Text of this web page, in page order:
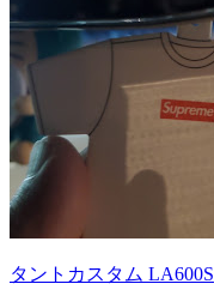
タントカスタム LA600S